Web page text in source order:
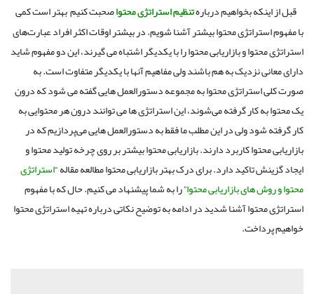
قبل از اینکه بخواهیم دربارهتنظیم استراتژی محتواصحبت کنیم بهتر است کمی
با مفهوم استراتژی محتوا بیشتر آشنا شویم. در بیشتر اوقات اکثر افراد عبارت‌های
استراتژی محتوا و بازاریابی محتوا را با یکدیگر اشتباه می ‌گیرند، این دو مفهوم شاید
دارای معانی نزدیک به هم باشند ولی مفاهیم آنها با یکدیگر متفاوت است. به
صورت کلی استراتژی محتوا به مجموعه دستورالعمل هایی گفته می شود که درون
یک محتوا به کار گرفته می‌شوند، این استراتژی ها می توانند درون هر محتوایی به
کار گرفته شود ولی در این مطلب ما فقط به دستورالعمل‌ هایی می‌پردازیم که در
بازاریابی محتوا کاربرد دارند. بازاریابی محتوا بیشتر بر روی چرخه تولید محتوا و
ایجاد گزینش تاکید دارد. برای درک بهتر بازاریابی محتوا مطالعه مقاله “استراتژی
محتوا و روش های بازاریابی محتوا” را به شما پیشنهاد می کنیم. حال که با مفهوم
استراتژی محتوا آشنا شدید در ادامه به توضیح نکاتی درباره تهیه استراتژی محتوا
خواهیم پرداخت.